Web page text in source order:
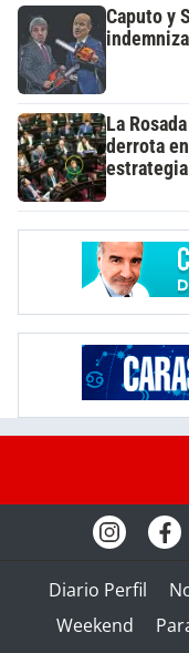
Caputo y
La
derrota
estrategia
Diario Perfil
Weekend